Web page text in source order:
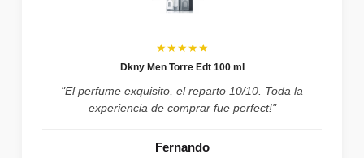
★★★★★
Dkny Men Torre Edt 100 ml
"El perfume exquisito, el reparto 10/10. Toda la
experiencia de comprar fue perfect!"
Fernando